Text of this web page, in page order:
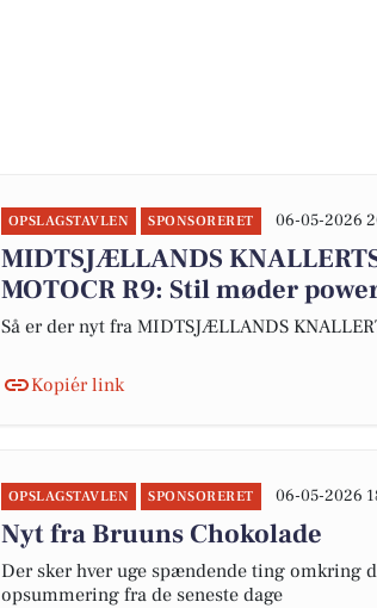
OPSLAGSTAVLEN SPONSORERET 06-05-2026
MIDTSJÆLLANDS
MOTOCR R9: Stil møder
Så er der nyt fra MIDTSJÆLLANDS
Kopiér link
OPSLAGSTAVLEN SPONSORERET 06-05-2026
Nyt fra Bruuns Chokolade
Der sker hver uge spændende ting omkring
opsummering fra de seneste dage